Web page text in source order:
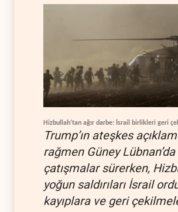
Hizbullah’tan ağır darbe: İsrail birlikleri geri
Trump’ın ateşkes
rağmen Güney Lübnan’da
çatışmalar sürerken,
yoğun saldırıları İsrail
kayıplara ve geri